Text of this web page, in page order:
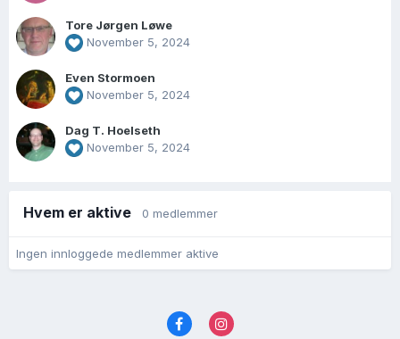
Tore Jørgen Løwe
November 5, 2024
Even Stormoen
November 5, 2024
Dag T. Hoelseth
November 5, 2024
Hvem er aktive 0 medlemmer
Ingen innloggede medlemmer aktive